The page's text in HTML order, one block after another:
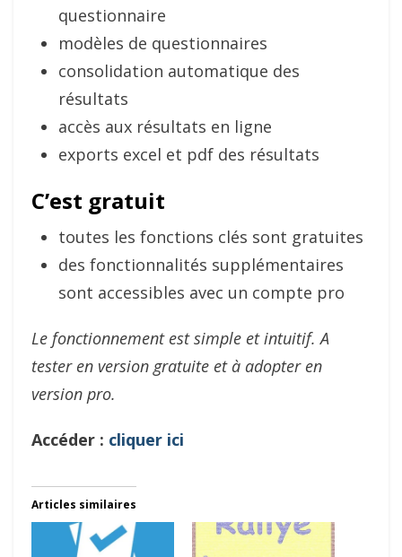
questionnaire
modèles de questionnaires
consolidation automatique des
résultats
accès aux résultats en ligne
exports excel et pdf des résultats
C’est gratuit
toutes les fonctions clés sont gratuites
des fonctionnalités supplémentaires
sont accessibles avec un compte pro
Le fonctionnement est simple et intuitif. A
tester en version gratuite et à adopter en
version pro.
Accéder : cliquer ici
Articles similaires